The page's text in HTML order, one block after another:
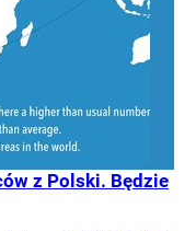
z Polski. Będzie